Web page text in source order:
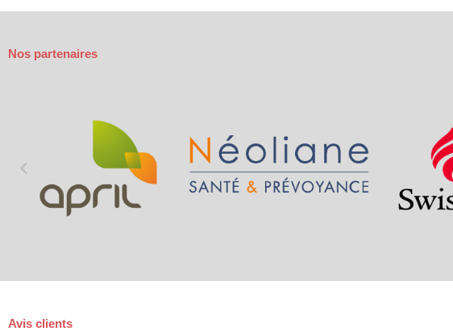
Nos partenaires
Avis clients